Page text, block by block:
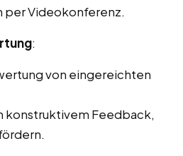
per Videokonferenz.
:
von eingereichten
konstruktivem Feedback,